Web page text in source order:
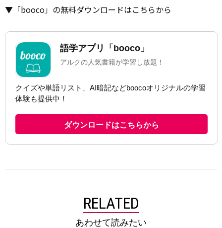
▼「booco」の無料ダウンロードはこちらから
RELATED
あわせて読みたい